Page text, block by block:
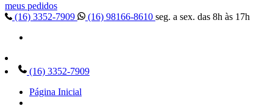
meus pedidos
(16) 3352-7909
(16) 98166-8610 seg. a sex. das 8h às 17h
(16) 3352-7909
Página Inicial